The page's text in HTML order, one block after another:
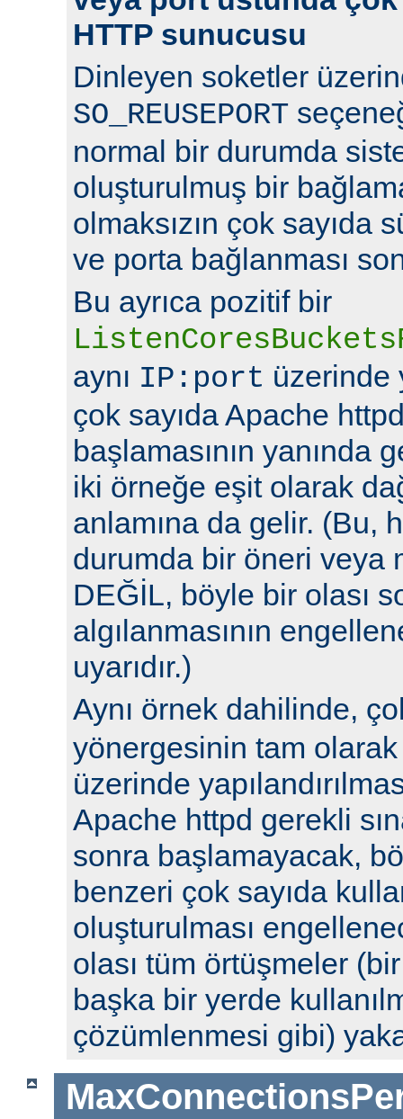
HTTP sunucusu
Dinleyen soketler
SO_REUSEPORT
normal bir durumda
oluşturulmuş bir
olmaksızın çok sayıda
ve porta bağlanması
Bu ayrıca pozitif bir
aynı IP:port üzerinde
çok sayıda Apache
başlamasının yanında
iki örneğe eşit olarak
anlamına da gelir. (Bu,
durumda bir öneri veya
DEĞİL, böyle bir olası
algılanmasının
uyarıdır.)
Aynı örnek dahilinde,
yönergesinin tam olarak
üzerinde
Apache httpd gerekli
sonra başlamayacak,
benzeri çok sayıda
oluşturulması
olası tüm örtüşmeler
başka bir yerde
çözümlenmesi gibi)